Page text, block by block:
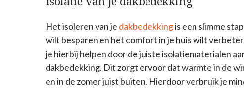
Het isoleren van je dakbedekkingis een slimme
wilt besparen en het comfort in je huis wilt
je hierbij helpen door de juiste isolatiematerialen
dakbedekking. Dit zorgt ervoor dat warmte in de
en in de zomer juist buiten. Hierdoor verbruik je